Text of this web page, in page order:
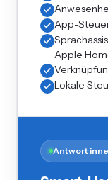
App-
Apple
Lokale
Antwort